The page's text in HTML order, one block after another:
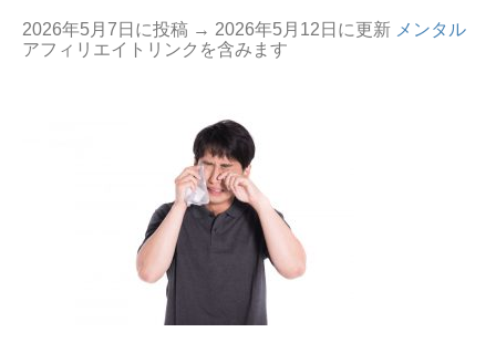
2026年5月7日に投稿 → 2026年5月12日 に更新 メンタル
アフィリエイトリンクを含みます